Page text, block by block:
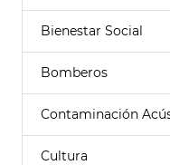
Bienestar Social
Bomberos
Contaminación
Cultura